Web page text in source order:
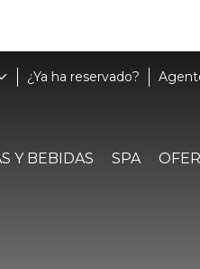
¿Ya ha reservado?
Y BEBIDAS SPA